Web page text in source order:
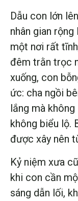
Dẫu con lớn
nhân gian
một nơi rất
đêm trằn trọc
xuống, con
ức: cha ngồi
lắng mà
không biểu lộ.
được xây nên
Kỷ niệm xưa
khi con cần
sáng dẫn lối,